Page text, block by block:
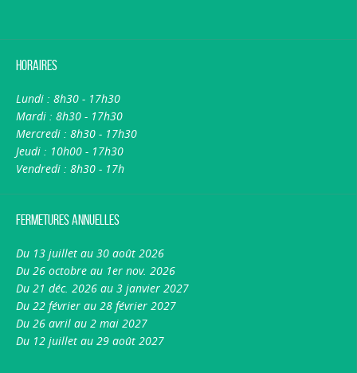
Horaires
Lundi : 8h30 - 17h30
Mardi : 8h30 - 17h30
Mercredi : 8h30 - 17h30
Jeudi : 10h00 - 17h30
Vendredi : 8h30 - 17h
Fermetures annuelles
Du 13 juillet au 30 août 2026
Du 26 octobre au 1er nov. 2026
Du 21 déc. 2026 au 3 janvier 2027
Du 22 février au 28 février 2027
Du 26 avril au 2 mai 2027
Du 12 juillet au 29 août 2027